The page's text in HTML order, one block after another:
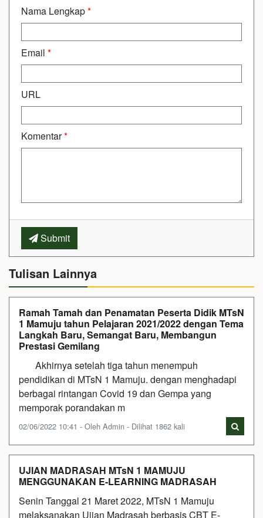
Nama Lengkap*
Email *
URL
Komentar*
Submit
Tulisan Lainnya
Ramah Tamah dan Penamatan Peserta Didik MTsN
1 Mamuju tahun Pelajaran 2021/2022 dengan Tema
Langkah Baru, Semangat Baru, Membangun
Prestasi Gemilang
Akhirnya setelah tiga tahun menempuh
pendidikan di MTsN 1 Mamuju. dengan menghadapi
berbagai rintangan Covid 19 dan Gempa yang
memporak porandakan m
02/06/2022 10:41 - Oleh Admin - Dilihat 1862 kali
UJIAN MADRASAH MTsN 1 MAMUJU
MENGGUNAKAN E-LEARNING MADRASAH
Senin Tanggal 21 Maret 2022, MTsN 1 Mamuju
melaksanakan Ujian Madrasah berbasis CBT E-